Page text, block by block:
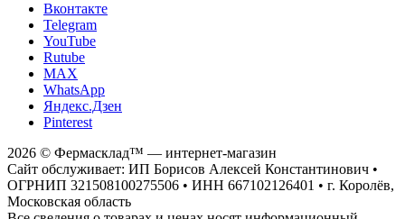
Вконтакте
Telegram
YouTube
Rutube
MAX
WhatsApp
Яндекс.Дзен
Pinterest
2026 © Фермасклад™ — интернет-магазин
Сайт обслуживает: ИП Борисов Алексей Константинович •
ОГРНИП 321508100275506 • ИНН 667102126401 • г. Королёв,
Московская область